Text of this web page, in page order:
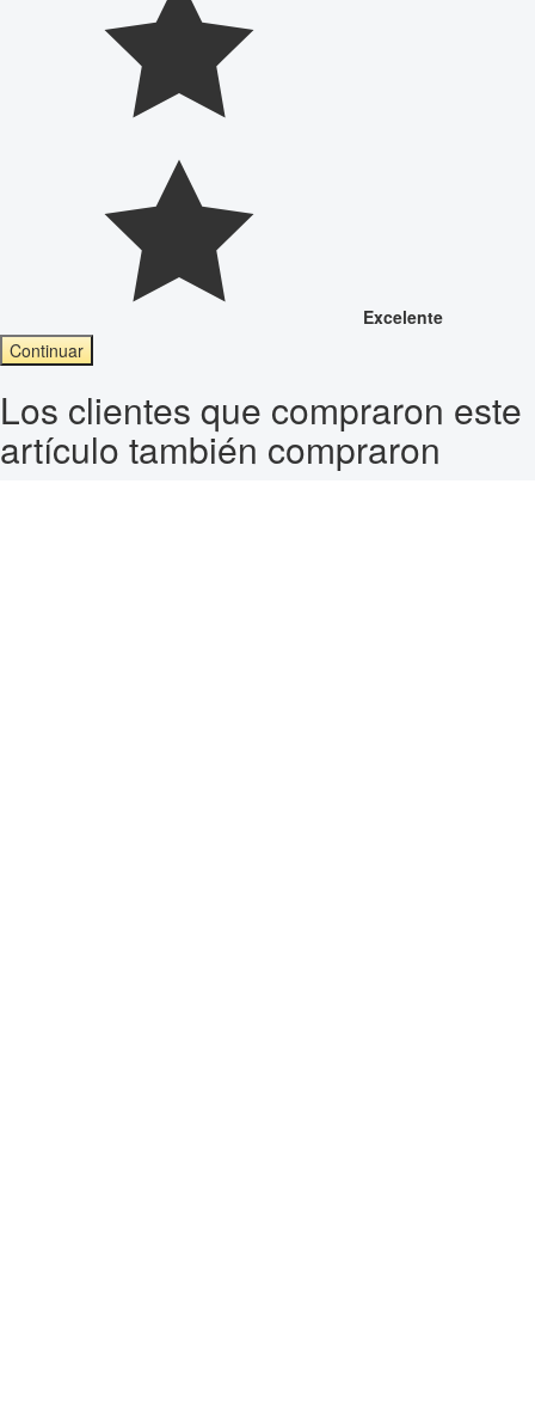
Excelente
Continuar
Los clientes que compraron este
artículo también compraron